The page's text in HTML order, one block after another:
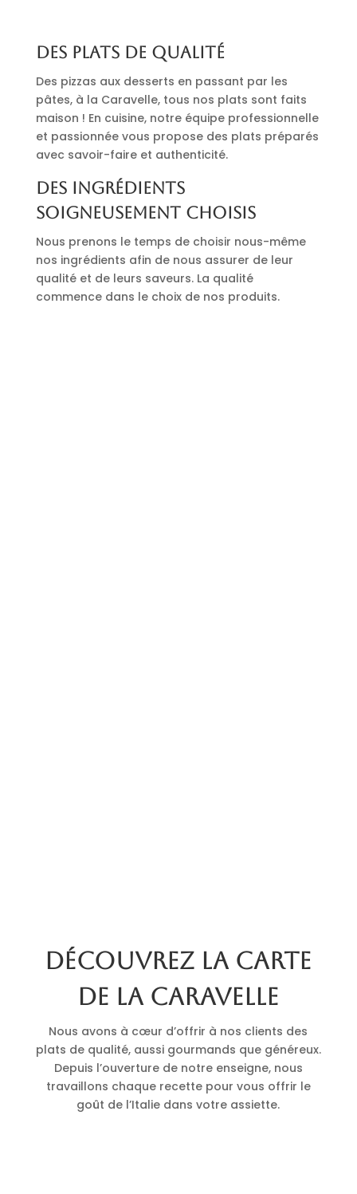
Des plats de qualité
Des pizzas aux desserts en passant par les
pâtes, à la Caravelle, tous nos plats sont faits
maison ! En cuisine, notre équipe professionnelle
et passionnée vous propose des plats préparés
avec savoir-faire et authenticité.
Des ingrédients
soigneusement choisis
Nous prenons le temps de choisir nous-même
nos ingrédients afin de nous assurer de leur
qualité et de leurs saveurs. La qualité
commence dans le choix de nos produits.
Découvrez la carte
de La Caravelle
Nous avons à cœur d’offrir à nos clients des
plats de qualité, aussi gourmands que généreux.
Depuis l’ouverture de notre enseigne, nous
travaillons chaque recette pour vous offrir le
goût de l’Italie dans votre assiette.